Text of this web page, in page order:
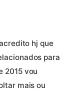
hj que
para
2015 vou
mais ou